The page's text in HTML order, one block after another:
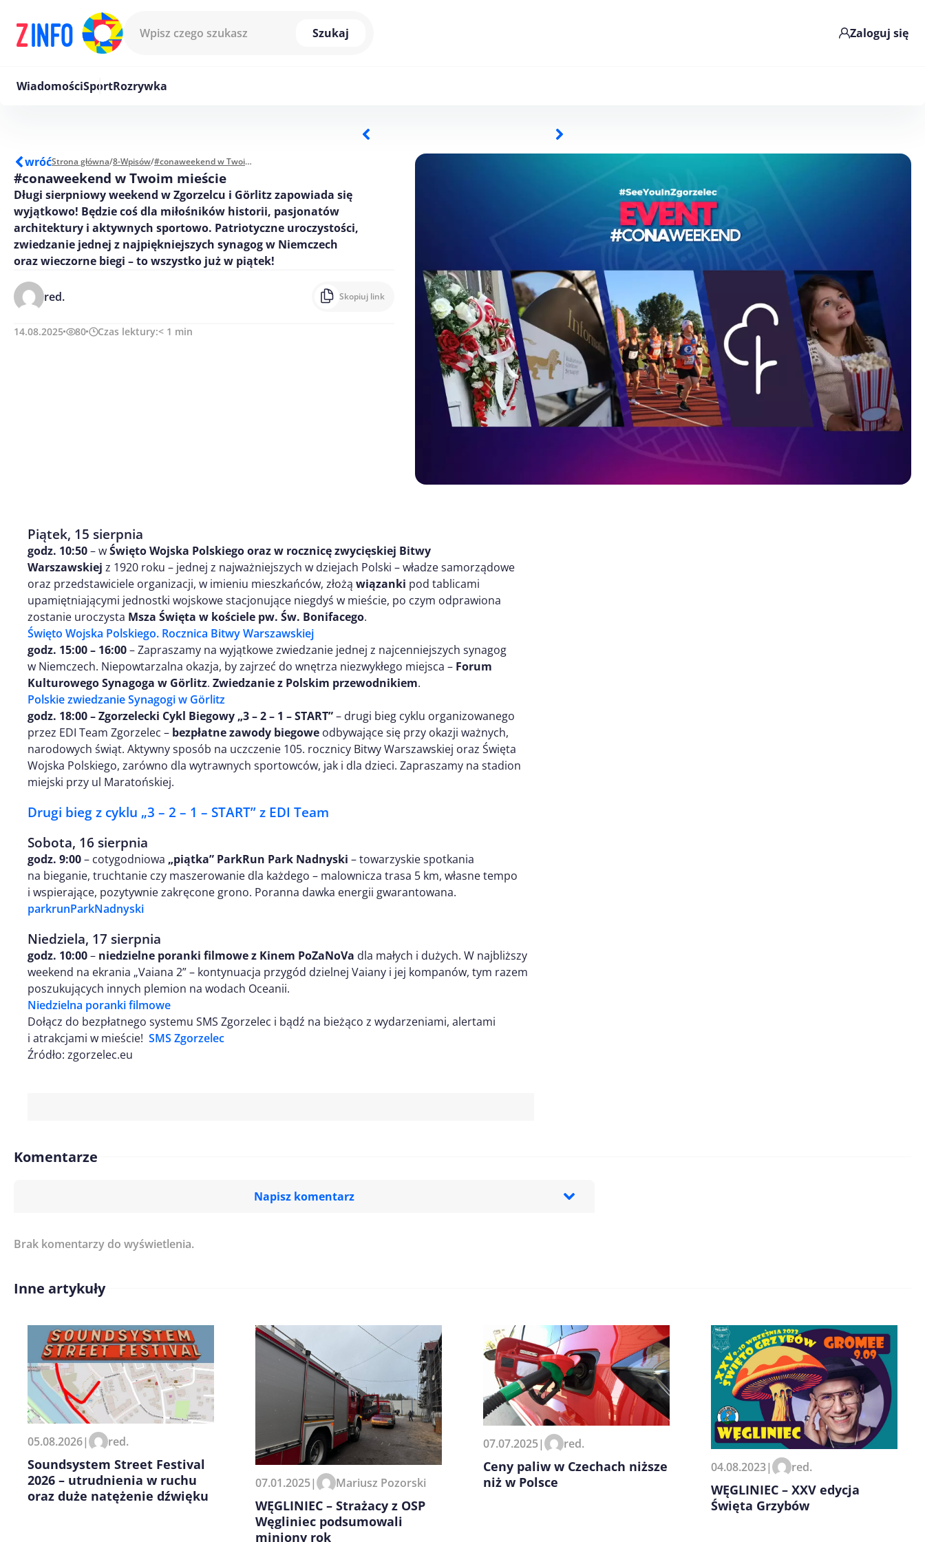
Szukaj
Zaloguj się
WiadomościSportRozrywka
wróćStrona główna/8-Wpisów/ #conaweekend w Twoim mieście
#conaweekend w Twoim mieście
Długi sierpniowy weekend w Zgorzelcu i Görlitz zapowiada się
wyjątkowo! Będzie coś dla miłośników historii, pasjonatów
architektury i aktywnych sportowo. Patriotyczne uroczystości,
zwiedzanie jednej z najpiękniejszych synagog w Niemczech
oraz wieczorne biegi – to wszystko już w piątek!
red. Skopiuj link
14.08.2025 80 Czas lektury:< 1 min
Piątek, 15 sierpnia
godz. 10:50– wŚwięto Wojska Polskiego oraz w rocznicę zwycięskiej Bitwy
Warszawskiej z 1920 roku – jednej z najważniejszych w dziejach Polski – władze samorządowe
oraz przedstawiciele organizacji, w imieniu mieszkańców, złożą wiązanki pod tablicami
upamiętniającymi jednostki wojskowe stacjonujące niegdyś w mieście, po czym odprawiona
zostanie uroczysta Msza Święta w kościele pw. Św. Bonifacego.
Święto Wojska Polskiego. Rocznica Bitwy Warszawskiej
godz. 15:00 – 16:00– Zapraszamy na wyjątkowe zwiedzanie jednej z najcenniejszych synagog
w Niemczech. Niepowtarzalna okazja, by zajrzeć do wnętrza niezwykłego miejsca – Forum
Kulturowego Synagoga w Görlitz. Zwiedzanie z Polskim przewodnikiem.
Polskie zwiedzanie Synagogi w Görlitz
godz. 18:00 – Zgorzelecki Cykl Biegowy „3 – 2 – 1 – START”– drugi bieg cyklu organizowanego
przez EDI Team Zgorzelec – bezpłatne zawody biegowe odbywające się przy okazji ważnych,
narodowych świąt. Aktywny sposób na uczczenie 105. rocznicy Bitwy Warszawskiej oraz Święta
Wojska Polskiego, zarówno dla wytrawnych sportowców, jak i dla dzieci. Zapraszamy na stadion
miejski przy ul Maratońskiej.
Drugi bieg z cyklu „3 – 2 – 1 – START” z EDI Team
Sobota, 16 sierpnia
godz. 9:00– cotygodniowa „piątka” ParkRun Park Nadnyski – towarzyskie spotkania
na bieganie, truchtanie czy maszerowanie dla każdego – malownicza trasa 5 km, własne tempo
i wspierające, pozytywnie zakręcone grono. Poranna dawka energii gwarantowana.
parkrunParkNadnyski
Niedziela, 17 sierpnia
godz. 10:00– niedzielne poranki filmowe z Kinem PoZaNoVa dla małych i dużych. W najbliższy
weekend na ekrania „Vaiana 2” – kontynuacja przygód dzielnej Vaiany i jej kompanów, tym razem
poszukujących innych plemion na wodach Oceanii.
Niedzielna poranki filmowe
Dołącz do bezpłatnego systemu SMS Zgorzelec i bądź na bieżąco z wydarzeniami, alertami
i atrakcjami w mieście! SMS Zgorzelec
Źródło: zgorzelec.eu
Komentarze
Napisz komentarz
Imię/ Nick*
Zapamiętaj moje dane w tej przeglądarce podczas pisania
kolejnych komentarzy.
Brak komentarzy do wyświetlenia.
Inne artykuły
05.08.2026| red.
Soundsystem Street Festival
2026 – utrudnienia w ruchu
oraz duże natężenie dźwięku
07.01.2025| Mariusz Pozorski
WĘGLINIEC – Strażacy z OSP
Węgliniec podsumowali
miniony rok
07.07.2025| red.
Ceny paliw w Czechach niższe
niż w Polsce
04.08.2023| red.
WĘGLINIEC – XXV edycja
Święta Grzybów